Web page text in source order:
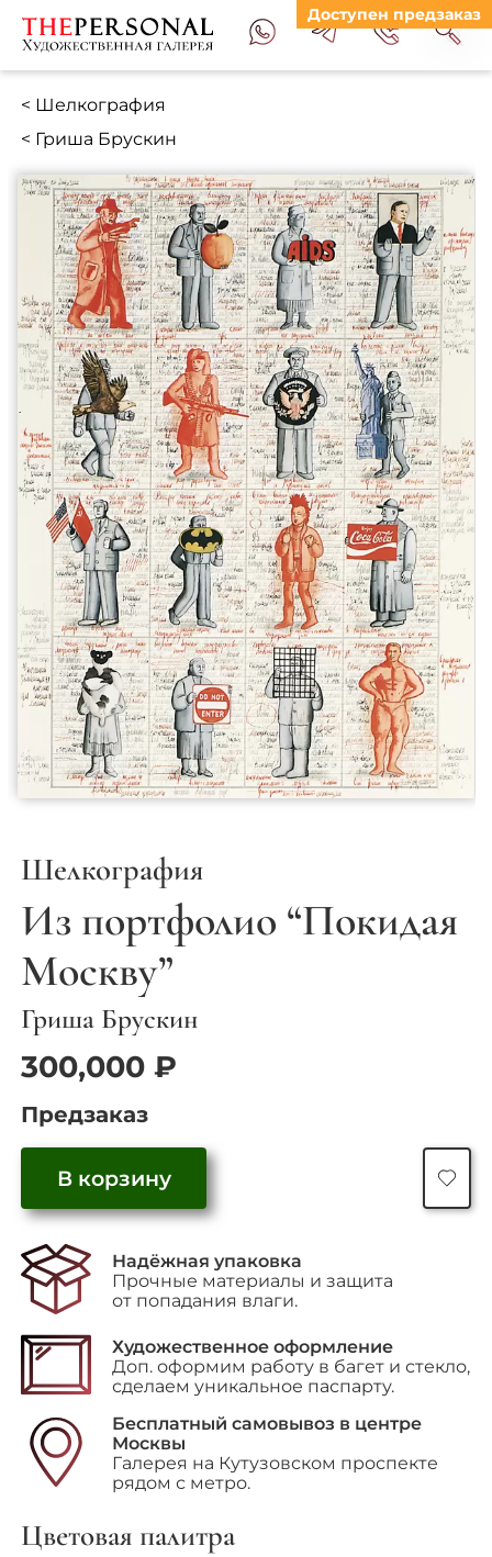
< Шелкография
< Гриша Брускин
Доступен предзаказ
Шелкография
Из портфолио “Покидая
Москву”
Гриша Брускин
300,000₽
Предзаказ
Москву”
В корзину
Надёжная упаковка
Прочные материалы и защита
от попадания влаги.
Художественное оформление
Доп. оформим работу в багет и стекло,
сделаем уникальное паспарту.
Бесплатный самовывоз в центре
Москвы
Галерея на Кутузовском проспекте
рядом с метро.
Цветовая палитра